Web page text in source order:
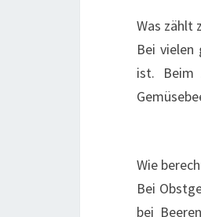
Was zählt
Bei vielen
ist. Beim
Wie
Bei
bei